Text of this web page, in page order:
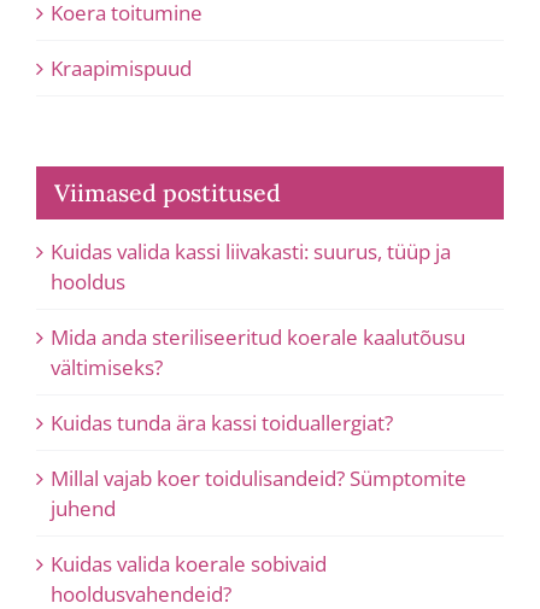
Koera toitumine
Kraapimispuud
Viimased postitused
Kuidas valida kassi liivakasti: suurus, tüüp ja
hooldus
Mida anda steriliseeritud koerale kaalutõusu
vältimiseks?
Kuidas tunda ära kassi toiduallergiat?
Millal vajab koer toidulisandeid? Sümptomite
juhend
Kuidas valida koerale sobivaid
hooldusvahendeid?